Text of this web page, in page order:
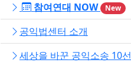
참여연대 NOW New
공익법센터 소개
세상을 바꾼 공익소송 10선